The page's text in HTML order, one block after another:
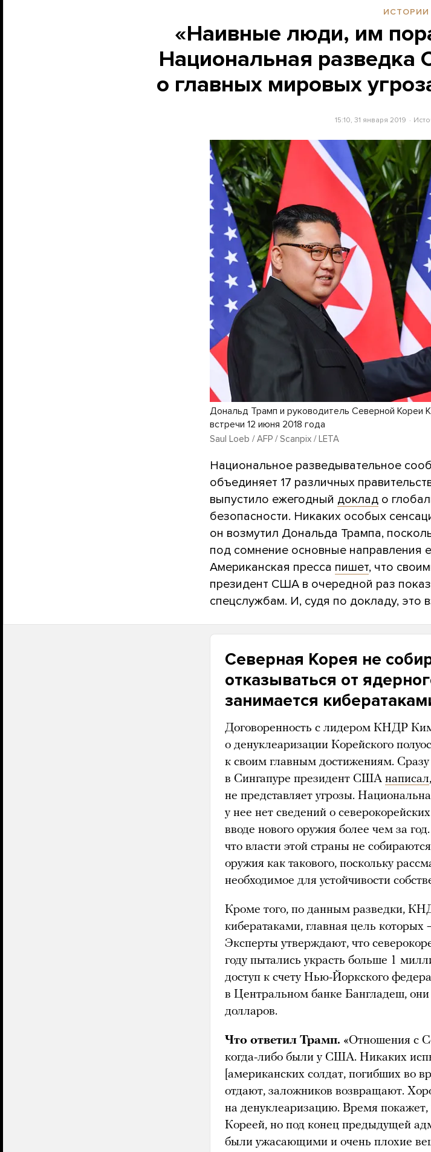
ИСТОРИИ
«Наивные люди, им
Национальная разведка
о главных мировых
15:10, 31 января 2019
Дональд Трамп и руководитель Северной Кореи
встречи 12 июня 2018 года
Saul Loeb / AFP / Scanpix / LETA
Национальное разведывательное
объединяет 17 различных
выпустило ежегодный доклад о
безопасности. Никаких особых
он возмутил Дональда Трампа,
под сомнение основные направления
Американская пресса пишет, что
президент США в очередной раз
спецслужбам. И, судя по докладу, это
Северная Корея не
отказываться от
занимается
Договоренность с лидером КНДР
о денуклеаризации Корейского
к своим главным достижениям. Сразу
в Сингапуре президент США написал
не представляет угрозы.
у нее нет сведений о
вводе нового оружия более чем за
что власти этой страны не
оружия как такового, поскольку
необходимое для устойчивости
Кроме того, по данным разведки,
кибератаками, главная цель
Эксперты утверждают, что
году пытались украсть больше 1
доступ к счету Нью-Йоркского
в Центральном банке Бангладеш,
долларов.
Что ответил Трамп. «Отношения с
когда-либо были у США. Никаких
[американских солдат, погибших во
отдают, заложников возвращают.
на денуклеаризацию. Время покажет,
Кореей, но под конец предыдущей
были ужасающими и очень плохие